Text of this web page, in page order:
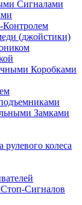
Сигналами
Контролем
(джойстики)
Коробками
Замками
рулевого колеса
Сигналов